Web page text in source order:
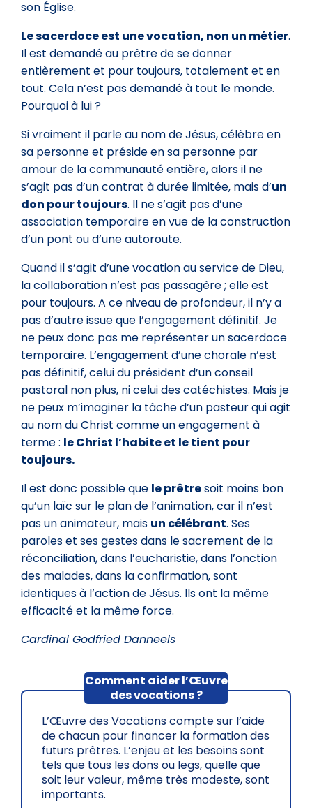
son Église.
Le sacerdoce est une vocation, non un métier.
Il est demandé au prêtre de se donner
entièrement et pour toujours, totalement et en
tout. Cela n’est pas demandé à tout le monde.
Pourquoi à lui ?
Si vraiment il parle au nom de Jésus, célèbre en
sa personne et préside en sa personne par
amour de la communauté entière, alors il ne
s’agit pas d’un contrat à durée limitée, mais d’un
don pour toujours. Il ne s’agit pas d’une
association temporaire en vue de la construction
d’un pont ou d’une autoroute.
Quand il s’agit d’une vocation au service de Dieu,
la collaboration n’est pas passagère ; elle est
pour toujours. A ce niveau de profondeur, il n’y a
pas d’autre issue que l’engagement définitif. Je
ne peux donc pas me représenter un sacerdoce
temporaire. L’engagement d’une chorale n’est
pas définitif, celui du président d’un conseil
pastoral non plus, ni celui des catéchistes. Mais je
ne peux m’imaginer la tâche d’un pasteur qui agit
au nom du Christ comme un engagement à
terme : le Christ l’habite et le tient pour
toujours.
Il est donc possible que le prêtresoit moins bon
qu’un laïc sur le plan de l’animation, car il n’est
pas un animateur, mais un célébrant. Ses
paroles et ses gestes dans le sacrement de la
réconciliation, dans l’eucharistie, dans l’onction
des malades, dans la confirmation, sont
identiques à l’action de Jésus. Ils ont la même
efficacité et la même force.
Cardinal Godfried Danneels
Comment aider l’Œuvre
des vocations ?
L’Œuvre des Vocations compte sur l’aide
de chacun pour financer la formation des
futurs prêtres. L’enjeu et les besoins sont
tels que tous les dons ou legs, quelle que
soit leur valeur, même très modeste, sont
importants.